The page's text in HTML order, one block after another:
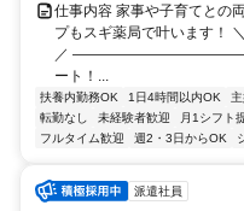
仕事内容 家事や子育てとの
プもスギ薬局で叶います！
／
ート！...
扶養内勤務OK 1日4時間以内OK
転勤なし
未経験者歓迎 月1シフト
フルタイム歓迎
週2・3日からOK
派遣社員